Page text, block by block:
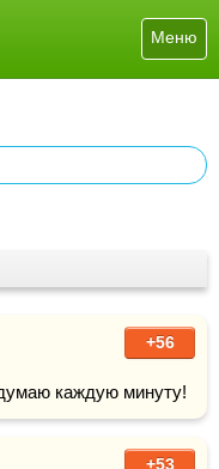
Меню
+56
+53